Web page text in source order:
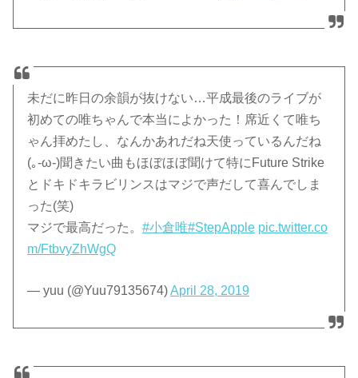
未だに昨日の余韻が抜けない…平成最後のライブが
初めての唯ちゃんで本当によかった！席近くて唯ち
ゃん拝めたし、なんかあれだね天使っているんだね
(｡-ω-)聞きたい曲もほぼほぼ聞けて特にFuture Strike
とドキドキラビリンスはマジで声だして喜んでしま
った(笑)
マジで最高だった。#小倉唯#StepApple pic.twitter.co
m/FtbvyZhWgQ
— yuu (@Yuu79135674)April 28, 2019